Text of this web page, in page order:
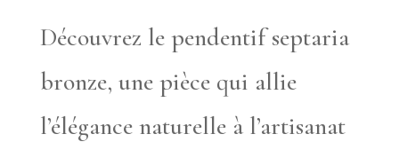
Découvrez le pendentif septaria
bronze, une pièce qui allie
l’élégance naturelle à l’artisanat